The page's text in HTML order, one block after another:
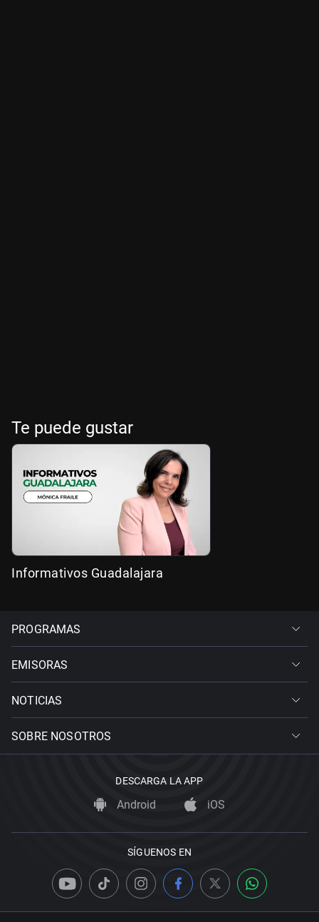
Te puede gustar
Informativos Guadalajara
PROGRAMAS
EMISORAS
NOTICIAS
SOBRE NOSOTROS
DESCARGA LA APP
Android iOS
SÍGUENOS EN